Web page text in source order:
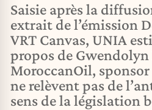
Saisie après la
extrait de l’émission
VRT Canvas, UNIA
propos de
MoroccanOil,
ne relèvent pas de
sens de la législation